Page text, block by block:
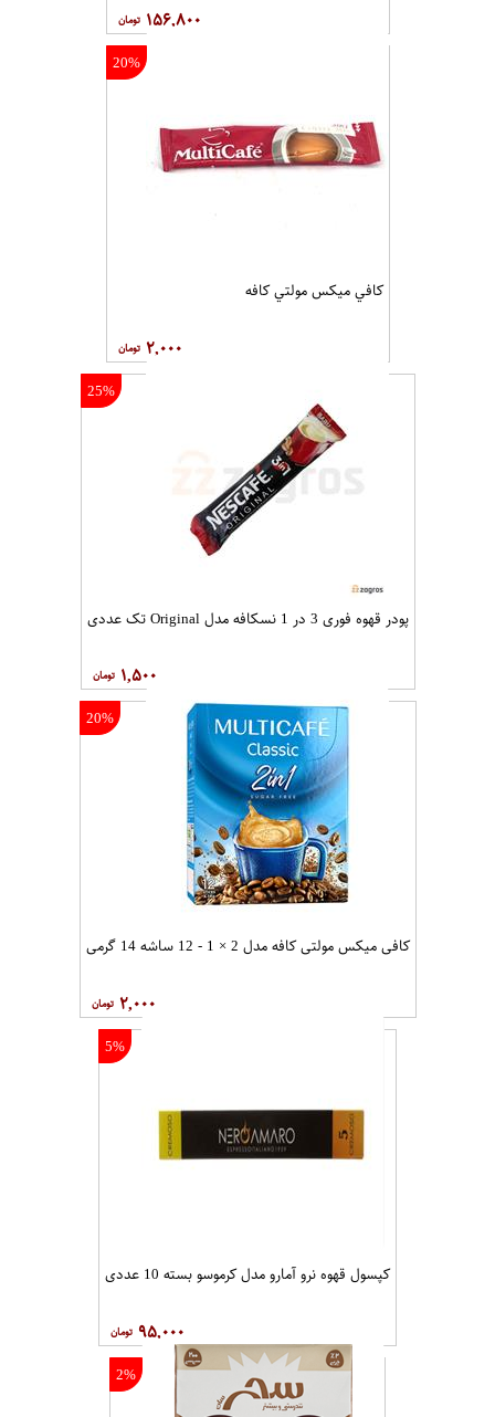
۱۵۶,۸۰۰
20%
کافي ميکس مولتي کافه
۲,۰۰۰
25%
پودر قهوه فوری 3 در 1 نسکافه مدل Original تک عددی
۱,۵۰۰
20%
کافی میکس مولتی کافه مدل 2 × 1 - 12 ساشه 14 گرمی
۲,۰۰۰
5%
کپسول قهوه نرو آمارو مدل کرموسو بسته 10 عددی
۹۵,۰۰۰
2%